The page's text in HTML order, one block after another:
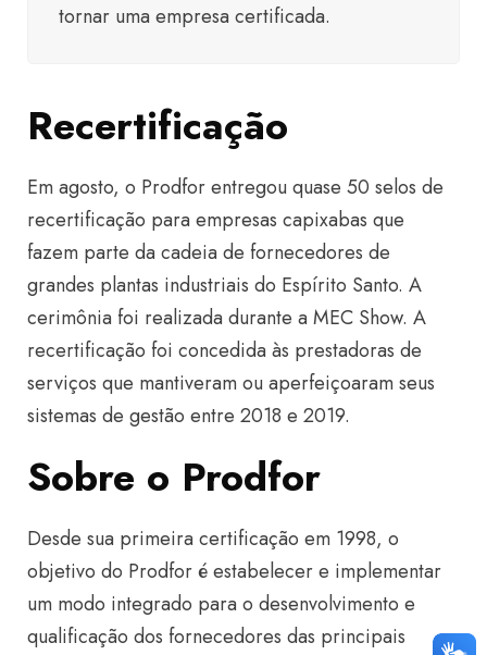
tornar uma empresa certificada.
Recertificação
Em agosto, o Prodfor entregou quase 50 selos de
recertificação para empresas capixabas que
fazem parte da cadeia de fornecedores de
grandes plantas industriais do Espírito Santo. A
cerimônia foi realizada durante a MEC Show. A
recertificação foi concedida às prestadoras de
serviços que mantiveram ou aperfeiçoaram seus
sistemas de gestão entre 2018 e 2019.
Sobre o Prodfor
Desde sua primeira certificação em 1998, o
objetivo do Prodfor é estabelecer e implementar
um modo integrado para o desenvolvimento e
qualificação dos fornecedores das principais